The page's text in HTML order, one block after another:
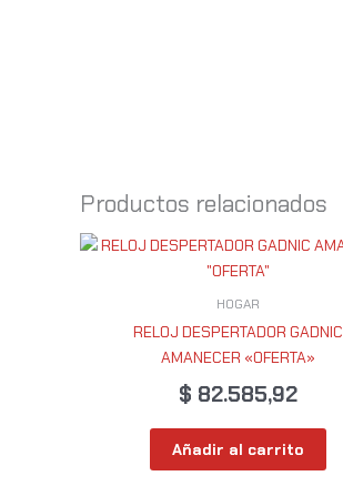
Productos relacionados
HOGAR
RELOJ DESPERTADOR GADNIC
AMANECER «OFERTA»
$ 82.585,92
Añadir al carrito